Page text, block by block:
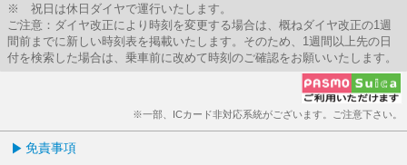
※ 祝日は休日ダイヤで運行いたします。
ご注意：ダイヤ改正により時刻を変更する場合は、概ねダイヤ改正の1週
間前までに新しい時刻表を掲載いたします。そのため、1週間以上先の日
付を検索した場合は、乗車前に改めて時刻のご確認をお願いいたします。
※一部、ICカード非対応系統がございます。ご注意下さい。
免責事項